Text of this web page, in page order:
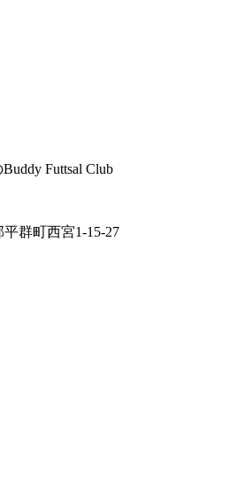
群町西宮1-15-27